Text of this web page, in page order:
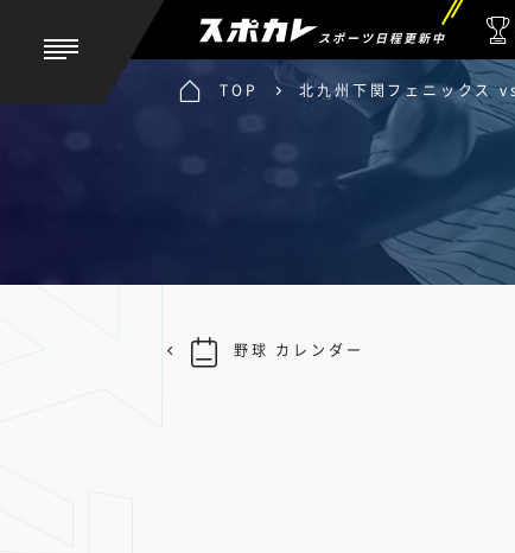
スポーツ日程更新中
TOP 北九州下関フェニックス
野球 カレンダー